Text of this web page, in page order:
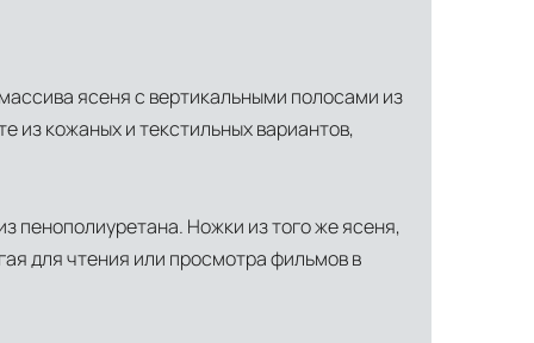
объекта и варьируются от 5 до 10 рабочих дней. Возможна
логистических специалистов с опытом работы в
всех этапах маршрута.
ясеня с вертикальными полосами из
из кожаных и текстильных вариантов,
пенополиуретана. Ножки из того же ясеня,
для чтения или просмотра фильмов в